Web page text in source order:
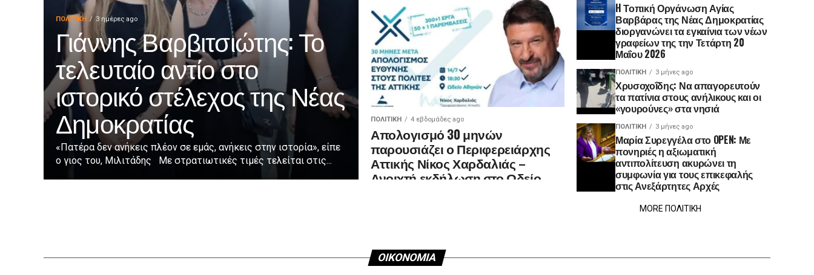
ΠΟΛΙΤΙΚΉ 3 ημέρες ago
Γιάννης Βαρβιτσιώτης: Το
τελευταίο αντίο στο
ιστορικό στέλεχος της Νέας
Δημοκρατίας
«Πατέρα δεν ανήκεις πλέον σε εμάς, ανήκεις στην ιστορία», είπε
ο γιος του, Μιλιτάδης Με στρατιωτικές τιμές τελείται στις...
ΠΟΛΙΤΙΚΉ 4 εβδομάδες ago
Απολογισμό 30 μηνών
παρουσιάζει ο Περιφερειάρχης
Αττικής Νίκος Χαρδαλιάς –
Ανοιχτή εκδήλωση στο Ωδείο
H Τοπική Οργάνωση Αγίας
Βαρβάρας της Νέας Δημοκρατίας
διοργανώνει τα εγκαίνια των νέων
γραφείων της την Τετάρτη 20
Μαΐου 2026
ΠΟΛΙΤΙΚΉ 3 μήνες ago
Χρυσοχοΐδης: Να απαγορευτούν
τα πατίνια στους ανήλικους και οι
«γουρούνες» στα νησιά
ΠΟΛΙΤΙΚΉ 3 μήνες ago
Μαρία Συρεγγέλα στο OPEN: Με
πονηριές η αξιωματική
αντιπολίτευση ακυρώνει τη
συμφωνία για τους επικεφαλής
στις Ανεξάρτητες Αρχές
MORE ΠΟΛΙΤΙΚΗ
ΟΙΚΟΝΟΜΙΑ